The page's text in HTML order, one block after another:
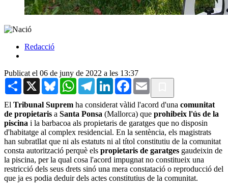
Redacció
Publicat el 06 de juny de 2022 a les 13:37
Share X BlueskyWhatsAppTelegramLinkedInFacebook
Email
El Tribunal Suprem ha considerat vàlid l'acord d'una comunitat
de propietaris a Santa Ponsa (Mallorca) que prohibeix l'ús de la
piscina i la barbacoa als propietaris de garatges que no disposin
d'habitatge al complex residencial. En la sentència, els magistrats
han subratllat que ni als estatuts ni al títol constitutiu de la comunitat
consta autorització perquè els propietaris de garatges gaudeixin de
la piscina, per la qual cosa l'acord impugnat no constitueix una
restricció dels seus drets sinó una mera constatació o reproducció del
que ja es podia deduir dels actes constitutius de la comunitat.